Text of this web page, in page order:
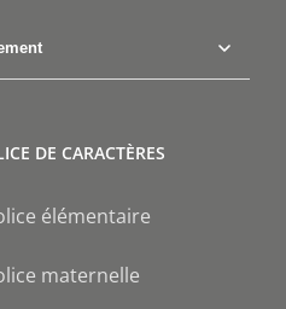
DE CARACTÈRES
élémentaire
maternelle